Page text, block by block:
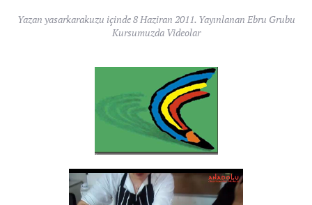
Yazan yasarkarakuzu içinde8 Haziran 2011. Yayınlanan Ebru Grubu
Kursumuzda Videolar